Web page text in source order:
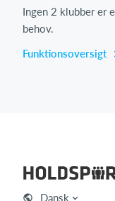
Ingen 2 klubber er
behov.
Funktionsoversigt
Dansk